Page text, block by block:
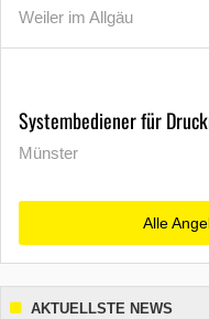
Weiler im Allgäu
Systembediener für
Münster
Alle
AKTUELLSTE NEWS